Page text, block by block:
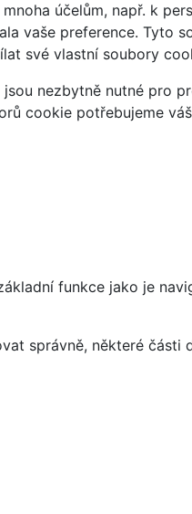
účelům, např. k
vaše preference. Tyto
své vlastní soubory
nezbytně nutné pro
cookie potřebujeme
funkce jako je
správně, některé